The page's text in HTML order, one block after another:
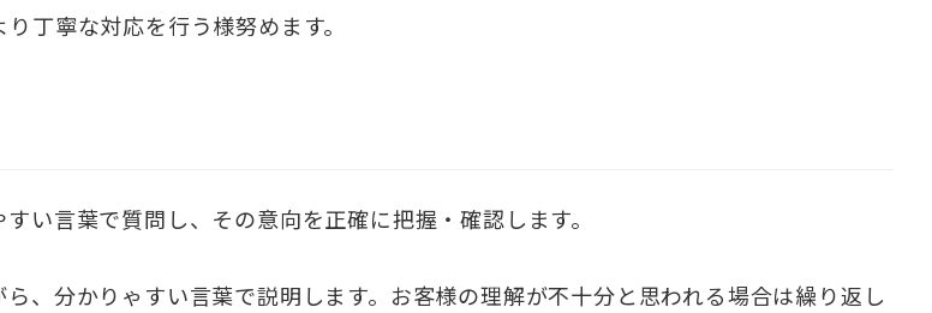
丁寧な対応を行う様努めます。
言葉で質問し、その意向を正確に把握・確認します。
分かりゃすい言葉で説明します。お客様の理解が不十分と思われる場合は繰り返し